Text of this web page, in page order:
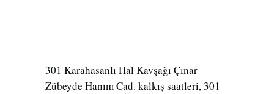
301 Karahasanlı Hal Kavşağı Çınar
Zübeyde Hanım Cad. kalkış saatleri, 301